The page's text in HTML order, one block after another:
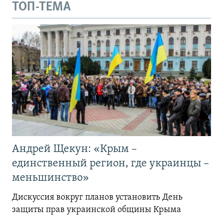
ТОП-ТЕМА
Андрей Щекун: «Крым –
единственный регион, где украинцы –
меньшинство»
Дискуссия вокруг планов установить День
защиты прав украинской общины Крыма